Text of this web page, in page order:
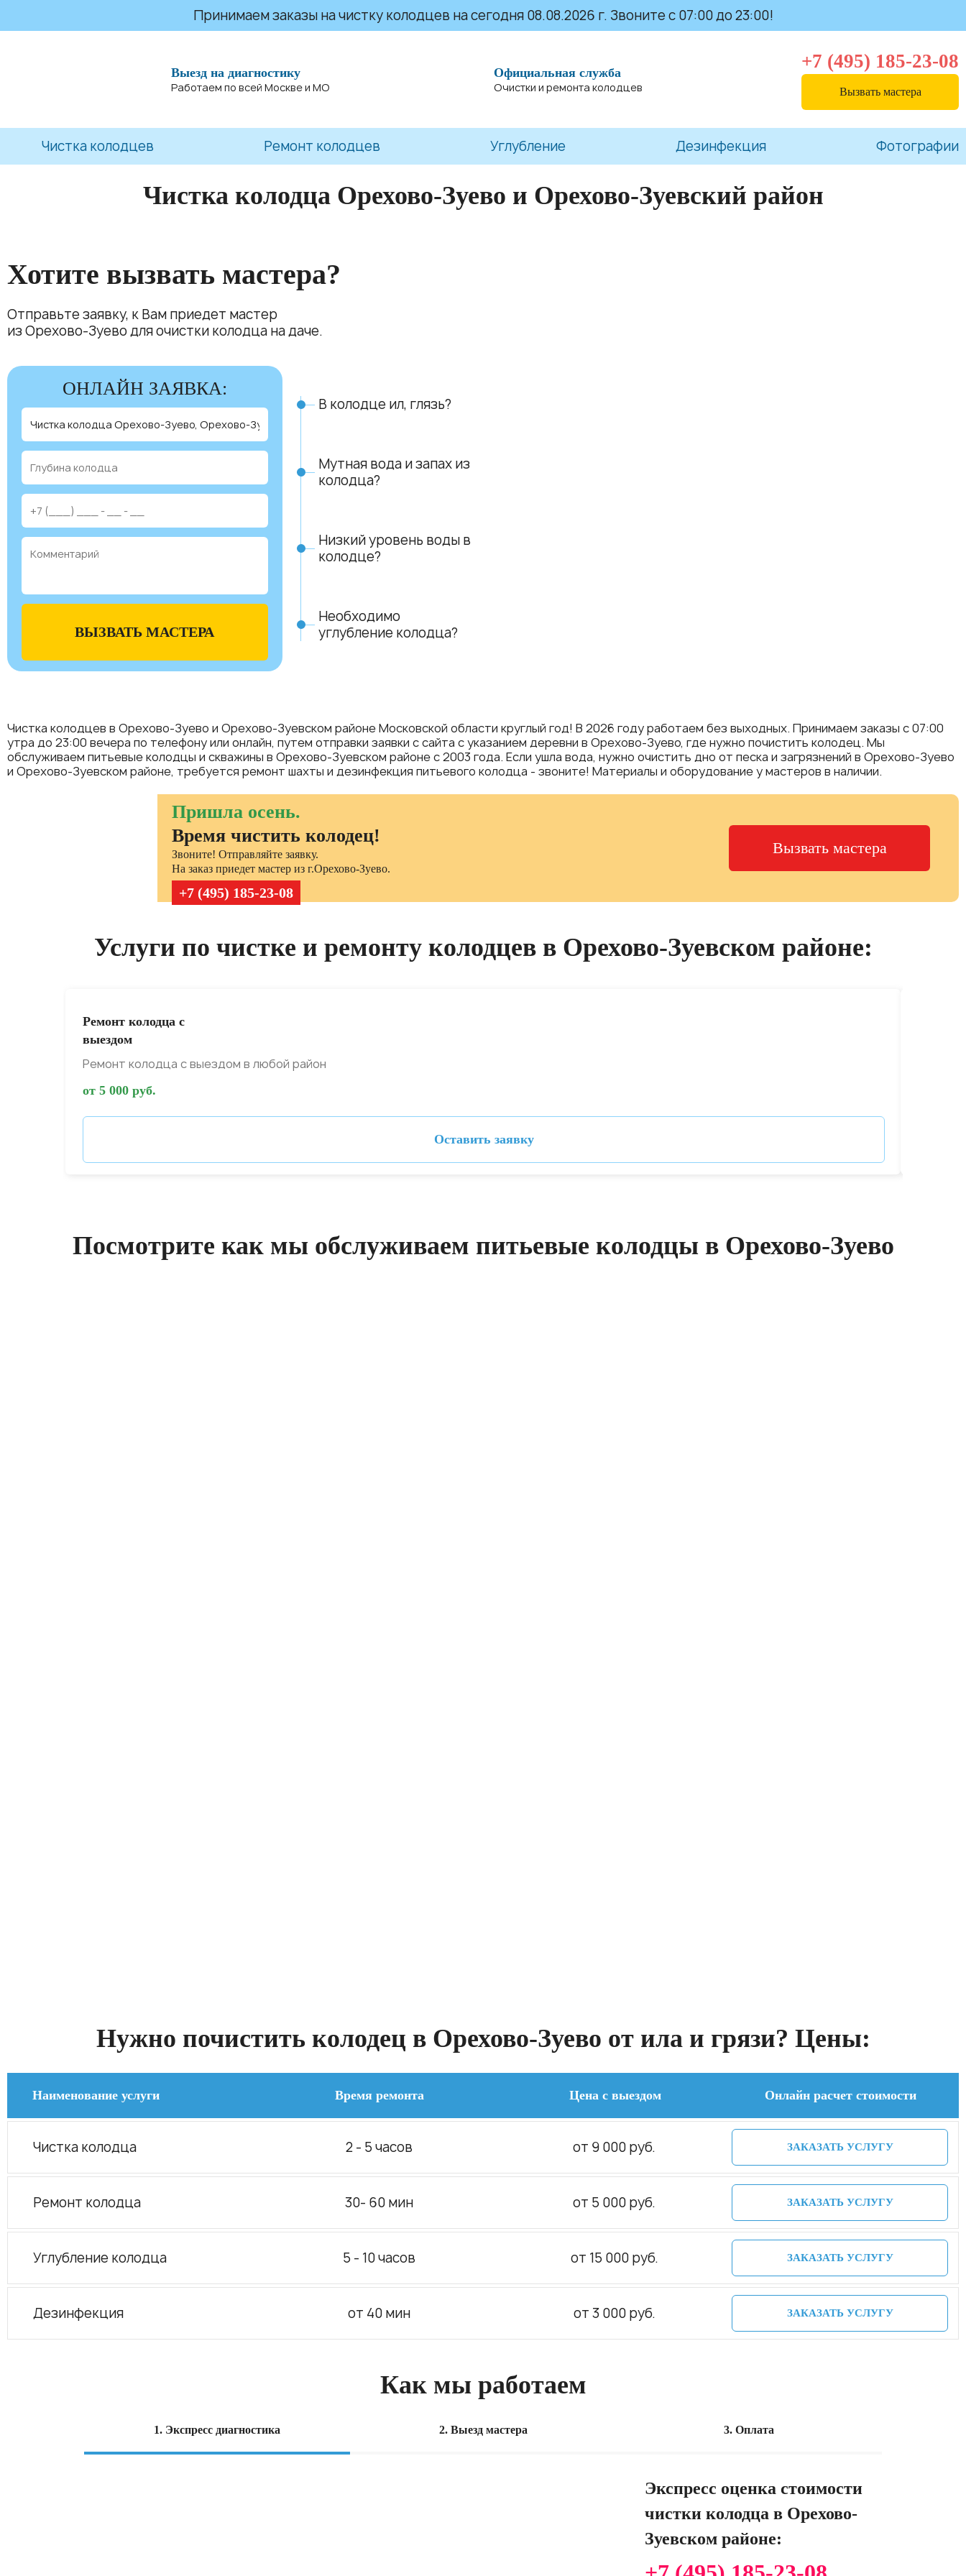
Принимаем заказы на чистку колодцев на сегодня 08.08.2026 г. Звоните с 07:00 до 23:00!
Выезд на диагностику
Работаем по всей Москве и МО
Официальная служба
Очистки и ремонта колодцев
+7 (495) 185-23-08
Вызвать мастера
Чистка колодцев Ремонт колодцев Углубление Дезинфекция Фотографии
Чистка колодца Орехово-Зуево и Орехово-Зуевский район
Хотите вызвать мастера?
Отправьте заявку, к Вам приедет мастер
из Орехово-Зуево для очистки колодца на даче.
ОНЛАЙН ЗАЯВКА:
ВЫЗВАТЬ МАСТЕРА
В колодце ил, глязь?
Мутная вода и запах из
колодца?
Низкий уровень воды в
колодце?
Необходимо
углубление колодца?
Чистка колодцев в Орехово-Зуево и Орехово-Зуевском районе Московской области круглый год! В 2026 году работаем без выходных. Принимаем заказы с 07:00
утра до 23:00 вечера по телефону или онлайн, путем отправки заявки с сайта с указанием деревни в Орехово-Зуево, где нужно почистить колодец. Мы
обслуживаем питьевые колодцы и скважины в Орехово-Зуевском районе с 2003 года. Если ушла вода, нужно очистить дно от песка и загрязнений в Орехово-Зуево
и Орехово-Зуевском районе, требуется ремонт шахты и дезинфекция питьевого колодца - звоните! Материалы и оборудование у мастеров в наличии.
Пришла осень.
Время чистить колодец!
Звоните! Отправляйте заявку.
На заказ приедет мастер из г.Орехово-Зуево.
+7 (495) 185-23-08
Вызвать мастера
Услуги по чистке и ремонту колодцев в Орехово-Зуевском районе:
Ремонт колодца с
выездом
Ремонт колодца с выездом в любой район
от 5 000 руб.
Оставить заявку
Посмотрите как мы обслуживаем питьевые колодцы в Орехово-Зуево
Нужно почистить колодец в Орехово-Зуево от ила и грязи? Цены:
Наименование услуги Время ремонта Цена с выездом Онлайн расчет стоимости
Чистка колодца 2 - 5 часов от 9 000 руб. ЗАКАЗАТЬ УСЛУГУ
Ремонт колодца 30- 60 мин от 5 000 руб. ЗАКАЗАТЬ УСЛУГУ
Углубление колодца 5 - 10 часов от 15 000 руб. ЗАКАЗАТЬ УСЛУГУ
Дезинфекция от 40 мин от 3 000 руб. ЗАКАЗАТЬ УСЛУГУ
Как мы работаем
1. Экспресс диагностика 2. Выезд мастера 3. Оплата
Экспресс оценка стоимости
чистки колодца в Орехово-
Зуевском районе: